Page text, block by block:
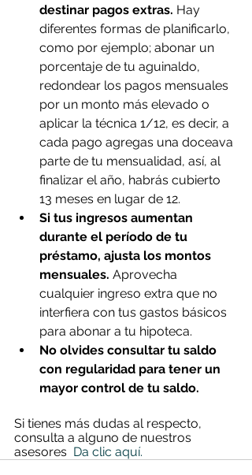
destinar pagos extras. Hay
diferentes formas de planificarlo,
como por ejemplo; abonar un
porcentaje de tu aguinaldo,
redondear los pagos mensuales
por un monto más elevado o
aplicar la técnica 1/12, es decir, a
cada pago agregas una doceava
parte de tu mensualidad, así, al
finalizar el año, habrás cubierto
13 meses en lugar de 12.
Si tus ingresos aumentan
durante el período de tu
préstamo, ajusta los montos
mensuales. Aprovecha
cualquier ingreso extra que no
interfiera con tus gastos básicos
para abonar a tu hipoteca.
No olvides consultar tu saldo
con regularidad para tener un
mayor control de tu saldo.
Si tienes más dudas al respecto,
consulta a alguno de nuestros
asesores Da clic aquí.